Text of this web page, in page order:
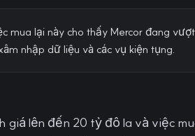
mua lại này cho thấy Mercor đang
nhập dữ liệu và các vụ kiện tụng.
giá lên đến 20 tỷ đô la và việc